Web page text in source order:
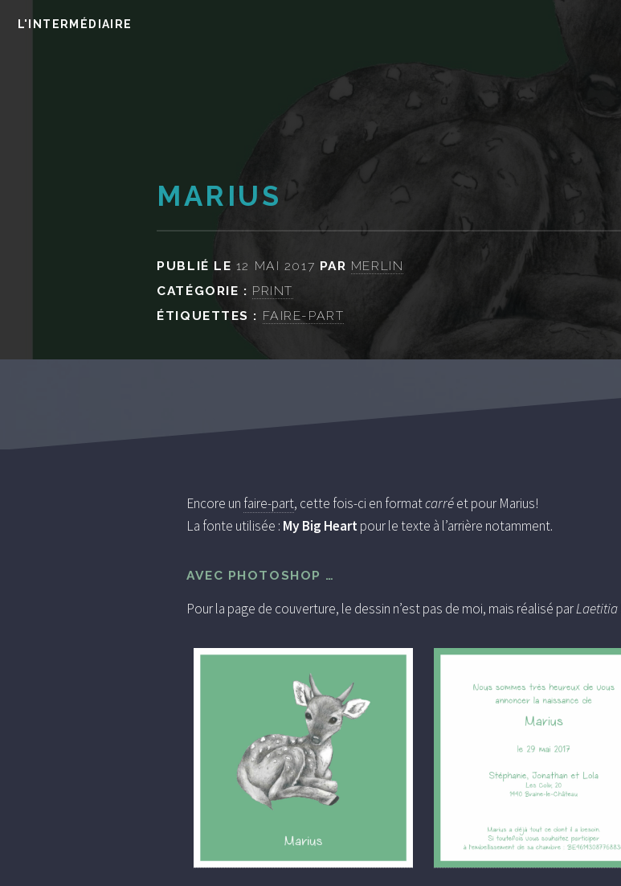
L'INTERMÉDIAIRE
MARIUS
PUBLIÉ LE 12 MAI 2017 PAR MERLIN
CATÉGORIE : PRINT
ÉTIQUETTES : FAIRE-PART
Encore un faire-part, cette fois-ci en formatcarréet pour Marius!
La fonte utilisée : My Big Heartpour le texte à l’arrière notamment.
AVEC PHOTOSHOP …
Pour la page de couverture, le dessin n’est pas de moi, mais réalisé parLaetitia